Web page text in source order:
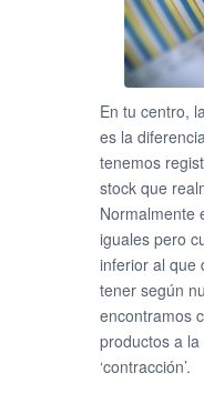
En tu centro,
es la
tenemos
stock que
Normalmente
iguales pero
inferior al que
tener según
encontramos
productos a
‘contracción’.